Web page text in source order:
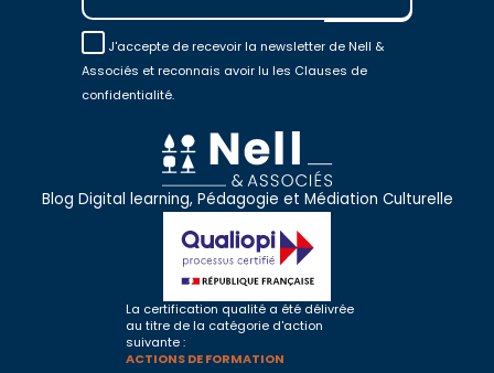
J'accepte de recevoir la newsletter de Nell &
Associés et reconnais avoir lu les Clauses de
confidentialité.
Blog Digital learning, Pédagogie et Médiation Culturelle
La certification qualité a été délivrée
au titre de la catégorie d'action
suivante :
ACTIONS DE FORMATION